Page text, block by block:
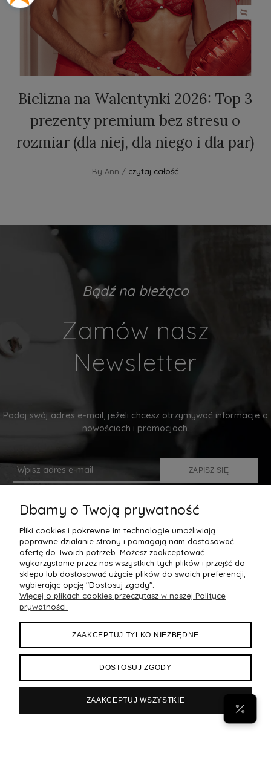
Bielizna na Walentynki 2026: Top 3
prezenty premium bez stresu o
rozmiar (dla niej, dla niego i dla par)
By Ann / czytaj całość
Bądź na bieżąco
Zamów nasz
Newsletter
Podaj swój adres e-mail, jeżeli chcesz otrzymywać informacje o
nowościach i promocjach.
ZAPISZ SIĘ
POMOC
MOJE KONTO
PŁATNOŚCI I DOSTAWA
Dbamy o Twoją prywatność
Pliki cookies i pokrewne im technologie umożliwiają
poprawne działanie strony i pomagają nam dostosować
ofertę do Twoich potrzeb. Możesz zaakceptować
wykorzystanie przez nas wszystkich tych plików i przejść do
sklepu lub dostosować użycie plików do swoich preferencji,
wybierając opcję "Dostosuj zgody".
Więcej o plikach cookies przeczytasz w naszej Polityce
prywatności.
ZAAKCEPTUJ TYLKO NIEZBĘDNE
DOSTOSUJ ZGODY
ZAAKCEPTUJ WSZYSTKIE